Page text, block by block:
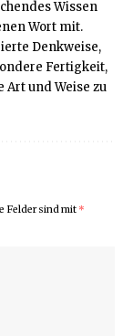
Wissen
Wort mit.
Denkweise,
Fertigkeit,
und Weise zu
Felder sind mit *